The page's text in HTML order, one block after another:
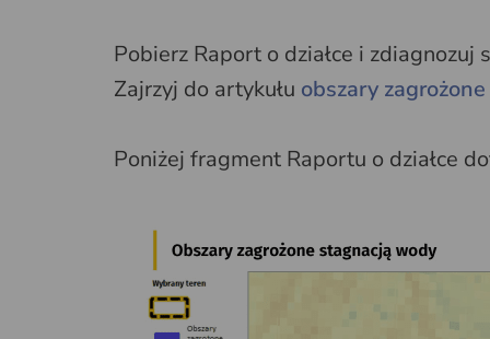
Pobierz Raport o działce i zdiagnozuj
Zajrzyj do artykułu obszary
Poniżej fragment Raportu o działce